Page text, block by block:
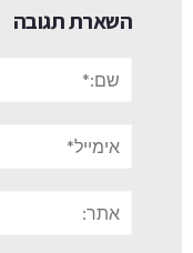
השארת תגובה